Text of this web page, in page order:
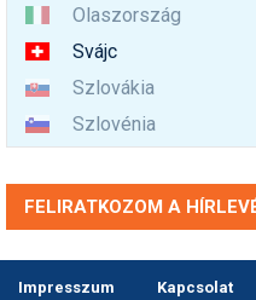
Olaszország
Svájc
Szlovákia
Szlovénia
FELIRATKOZOM A
Impresszum Kapcsolat